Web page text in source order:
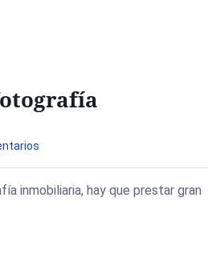
inmobiliaria, hay que prestar gran